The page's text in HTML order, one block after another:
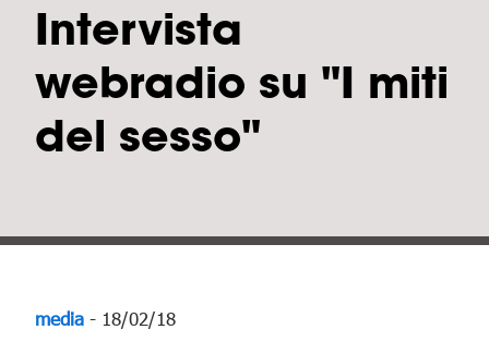
Intervista
webradio su "I miti
del sesso"
media - 18/02/18